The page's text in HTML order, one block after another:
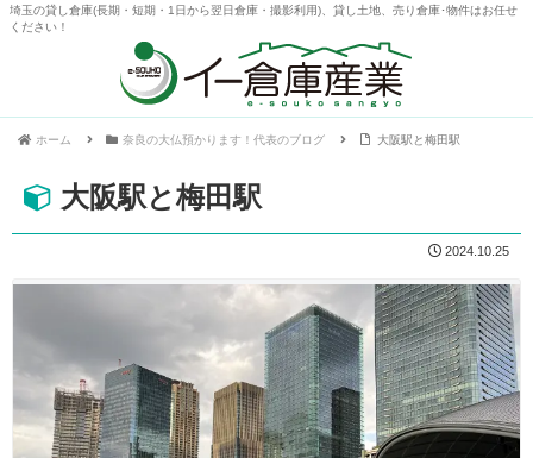
埼玉の貸し倉庫(長期・短期・1日から翌日倉庫・撮影利用)、貸し土地、売り倉庫･物件はお任せ
ください！
ホーム 奈良の大仏預かります！代表のブログ 大阪駅と梅田駅
大阪駅と梅田駅
2024.10.25